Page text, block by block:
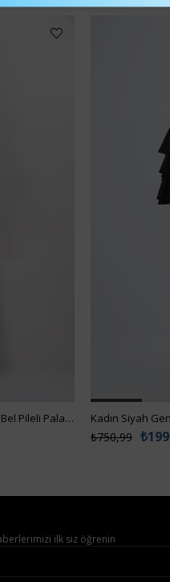
Kadın Kahverengi Geniş Paça Yüksek Bel Pileli Palazzo Pantolon Alc-X14713
₺750,99
ilk siz öğrenin